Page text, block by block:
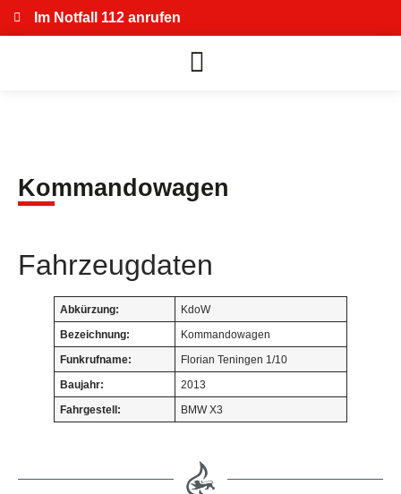
Im Notfall 112 anrufen
Kommandowagen
Fahrzeugdaten
Abkürzung: KdoW
Bezeichnung: Kommandowagen
Funkrufname: Florian Teningen 1/10
Baujahr: 2013
Fahrgestell: BMW X3